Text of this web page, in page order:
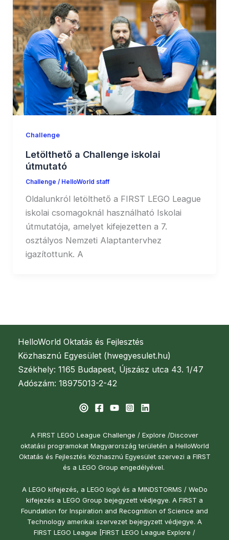
Challenge
Letölthető a Challenge iskolai
útmutató
Challenge / HelloWorld staff
Oldalunkról letölthető a FIRST LEGO League
iskolai csomagoknál használható Iskolai
útmutatója, amelyet kifejezetten a 7.
osztályos Nemzeti Alaptantervhez
igazítottunk. A
HelloWorld Oktatás és Fejlesztés
Közhasznú Egyesület (hwegyesulet.hu)
Székhely: 1165 Budapest, Újszász utca 43. 1/47
Adószám: 18975013-2-42
A FIRST LEGO League Challenge / Explore /Discover
oktatási programokat Magyarország területén a HelloWorld
Oktatás és Fejlesztés Közhasznú Egyesület szervezi a FIRST
és a LEGO Group engedélyével.
A LEGO kifejezés, a LEGO logó és a MINDSTORMS / WeDo
kifejezés a LEGO Group bejegyzett védjegye. A FIRST a
Foundation for Inspiration and Recognition of Science and
Technology amerikai szervezet bejegyzett védjegye. A
FIRST LEGO League [FIRST LEGO League Explore /